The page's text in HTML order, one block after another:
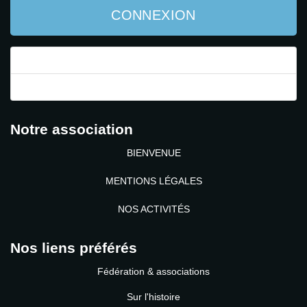
CONNEXION
Notre association
BIENVENUE
MENTIONS LÉGALES
NOS ACTIVITÉS
Nos liens préférés
Fédération & associations
Sur l'histoire